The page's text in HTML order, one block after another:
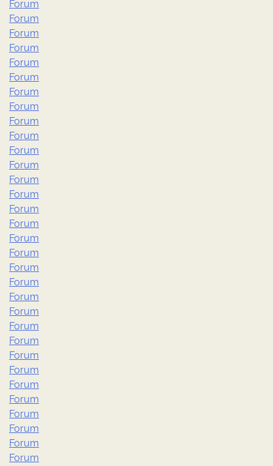
Forum
Forum
Forum
Forum
Forum
Forum
Forum
Forum
Forum
Forum
Forum
Forum
Forum
Forum
Forum
Forum
Forum
Forum
Forum
Forum
Forum
Forum
Forum
Forum
Forum
Forum
Forum
Forum
Forum
Forum
Forum
Forum